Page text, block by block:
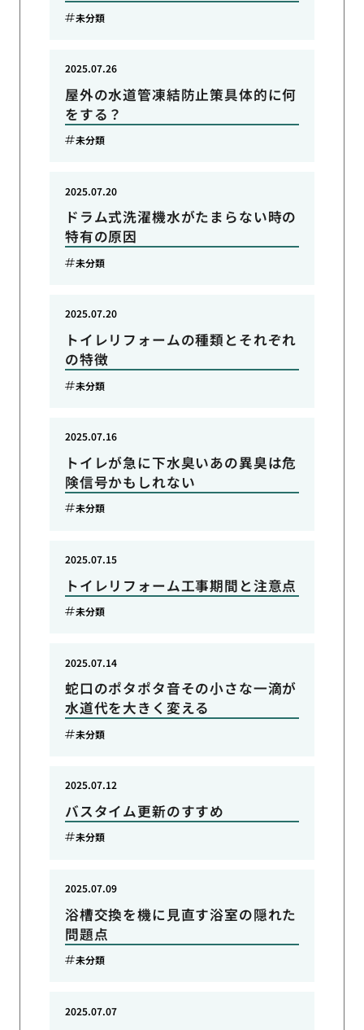
未分類
屋外の水道管凍結防止策具体的に何
をする？
2025.07.26
未分類
ドラム式洗濯機水がたまらない時の
特有の原因
2025.07.20
未分類
トイレリフォームの種類とそれぞれ
の特徴
2025.07.20
未分類
トイレが急に下水臭いあの異臭は危
険信号かもしれない
2025.07.16
未分類
トイレリフォーム工事期間と注意点
2025.07.15
未分類
蛇口のポタポタ音その小さな一滴が
水道代を大きく変える
2025.07.14
未分類
バスタイム更新のすすめ
2025.07.12
未分類
浴槽交換を機に見直す浴室の隠れた
問題点
2025.07.09
未分類
2025.07.07